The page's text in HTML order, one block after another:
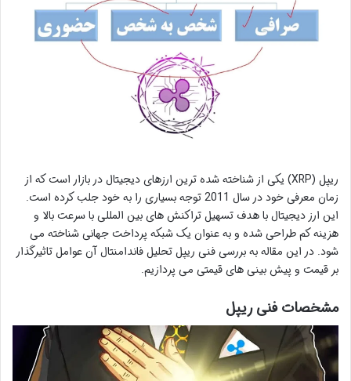
ریپل (XRP) یکی از شناخته شده ترین ارزهای دیجیتال در بازار است که از
زمان معرفی خود در سال 2011 توجه بسیاری را به خود جلب کرده است.
این ارز دیجیتال با هدف تسهیل تراکنش های بین المللی با سرعت بالا و
هزینه کم طراحی شده و به عنوان یک شبکه پرداخت جهانی شناخته می
شود. در این مقاله به بررسی فنی ریپل تحلیل فاندامنتال آن عوامل تاثیرگذار
بر قیمت و پیش بینی های قیمتی می پردازیم.
مشخصات فنی ریپل